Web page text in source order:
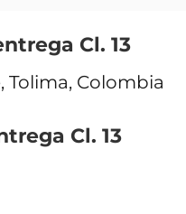
Cl. 13
Tolima, Colombia
Cl. 13